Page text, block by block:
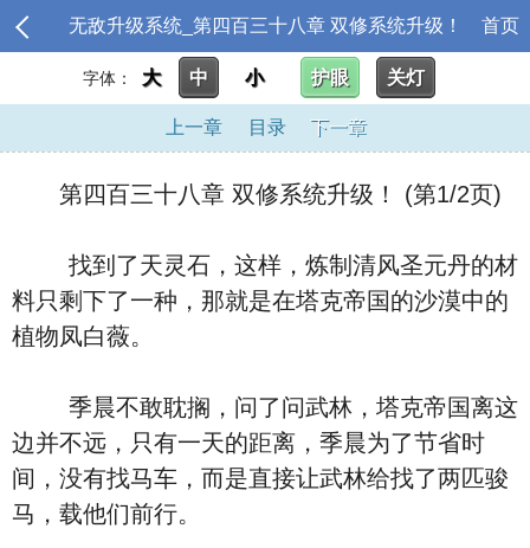
无敌升级系统_第四百三十八章 双修系统升级！ 首页
字体： 大 中 小 护眼 关灯
上一章 目录 下一章
第四百三十八章 双修系统升级！ (第1/2页)
找到了天灵石，这样，炼制清风圣元丹的材
料只剩下了一种，那就是在塔克帝国的沙漠中的
植物凤白薇。
季晨不敢耽搁，问了问武林，塔克帝国离这
边并不远，只有一天的距离，季晨为了节省时
间，没有找马车，而是直接让武林给找了两匹骏
马，载他们前行。